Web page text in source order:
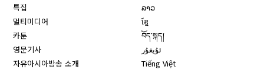
특집
멀티미디어
카툰
영문기사
자유아시아방송 소개
ລາວ
ខ្មែ
བོད་སྐད།
ئۇيغۇر
Tiếng Việt